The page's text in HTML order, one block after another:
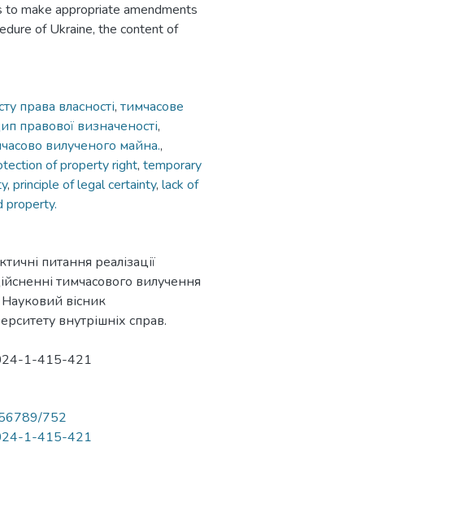
make appropriate amendments
of Ukraine, the content of
права власності, тимчасове
правової визначеності,
вилученого майна.,
of property right, temporary
, principle of legal certainty, lack of
property.
питання реалізації
тимчасового вилучення
вісник
внутрішніх справ.
1-415-421
752
1-415-421